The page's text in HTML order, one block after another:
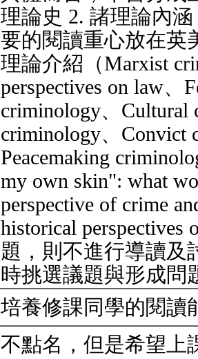
理論史 2. 諸理論內
要的閱讀重心放在英
理論介紹（Marxist
perspectives on law、
criminology、Cultural
criminology、Convict
Peacemaking
my own skin": what
perspective of crime
historical
題，則不進行導讀及
時挑選議題與形成
培養修課同學的閱
不點名，但是希望